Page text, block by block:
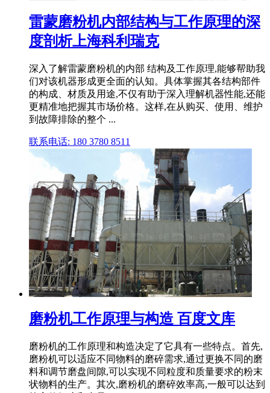
雷蒙磨粉机内部结构与工作原理的深
度剖析上海科利瑞克
深入了解雷蒙磨粉机的内部 结构及工作原理,能够帮助我
们对该机器形成更全面的认知。具体掌握其各结构部件
的构成、材质及用途,不仅有助于深入理解机器性能,还能
更精准地把握其市场价格。这样,在从购买、使用、维护
到故障排除的整个 ...
联系电话: 180 3780 8511
磨粉机工作原理与构造 百度文库
磨粉机的工作原理和构造决定了它具有一些特点。首先,
磨粉机可以适应不同物料的磨碎需求,通过更换不同的磨
料和调节磨盘间隙,可以实现不同粒度和质量要求的粉末
状物料的生产。其次,磨粉机的磨碎效率高,一般可以达到